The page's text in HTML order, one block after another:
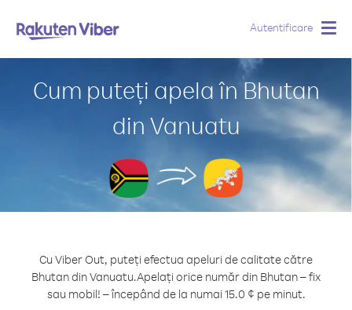
Autentificare
Cum puteți apela în Bhutan
din Vanuatu
Cu Viber Out, puteți efectua apeluri de calitate către
Bhutan din Vanuatu.Apelați orice număr din Bhutan – fix
sau mobil! – începând de la numai 15.0 ¢ pe minut.